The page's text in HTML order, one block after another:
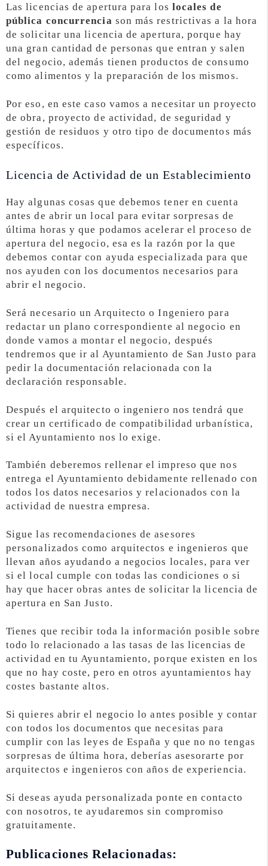
Las licencias de apertura para los locales de
pública concurrencia son más restrictivas a la hora
de solicitar una licencia de apertura, porque hay
una gran cantidad de personas que entran y salen
del negocio, además tienen productos de consumo
como alimentos y la preparación de los mismos.
Por eso, en este caso vamos a necesitar un proyecto
de obra, proyecto de actividad, de seguridad y
gestión de residuos y otro tipo de documentos más
específicos.
Licencia de Actividad de un Establecimiento
Hay algunas cosas que debemos tener en cuenta
antes de abrir un local para evitar sorpresas de
última horas y que podamos acelerar el proceso de
apertura del negocio, esa es la razón por la que
debemos contar con ayuda especializada para que
nos ayuden con los documentos necesarios para
abrir el negocio.
Será necesario un Arquitecto o Ingeniero para
redactar un plano correspondiente al negocio en
donde vamos a montar el negocio, después
tendremos que ir al Ayuntamiento de San Justo para
pedir la documentación relacionada con la
declaración responsable.
Después el arquitecto o ingeniero nos tendrá que
crear un certificado de compatibilidad urbanística,
si el Ayuntamiento nos lo exige.
También deberemos rellenar el impreso que nos
entrega el Ayuntamiento debidamente rellenado con
todos los datos necesarios y relacionados con la
actividad de nuestra empresa.
Sigue las recomendaciones de asesores
personalizados como arquitectos e ingenieros que
llevan años ayudando a negocios locales, para ver
si el local cumple con todas las condiciones o si
hay que hacer obras antes de solicitar la licencia de
apertura en San Justo.
Tienes que recibir toda la información posible sobre
todo lo relacionado a las tasas de las licencias de
actividad en tu Ayuntamiento, porque existen en los
que no hay coste, pero en otros ayuntamientos hay
costes bastante altos.
Si quieres abrir el negocio lo antes posible y contar
con todos los documentos que necesitas para
cumplir con las leyes de España y que no no tengas
sorpresas de última hora, deberías asesorarte por
arquitectos e ingenieros con años de experiencia.
Si deseas ayuda personalizada ponte en contacto
con nosotros, te ayudaremos sin compromiso
gratuitamente.
Publicaciones Relacionadas: